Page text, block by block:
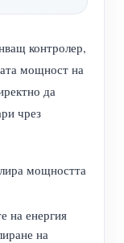
контролер,
мощност на
да
чрез
мощността
на енергия
на